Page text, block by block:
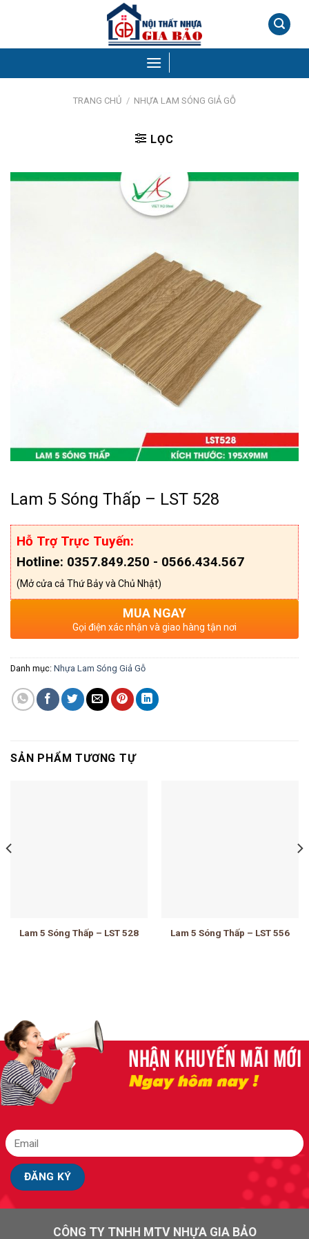
TRANG CHỦ / NHỰA LAM SÓNG GIẢ GỖ
LỌC
Lam 5 Sóng Thấp – LST 528
Hỗ Trợ Trực Tuyến:
Hotline: 0357.849.250 - 0566.434.567
(Mở cửa cả Thứ Bảy và Chủ Nhật)
MUA NGAY
Gọi điện xác nhận và giao hàng tận nơi
Danh mục: Nhựa Lam Sóng Giả Gỗ
SẢN PHẨM TƯƠNG TỰ
Lam 5 Sóng Thấp – LST 528 Lam 5 Sóng Thấp – LST 556
CÔNG TY TNHH MTV NHỰA GIA BẢO